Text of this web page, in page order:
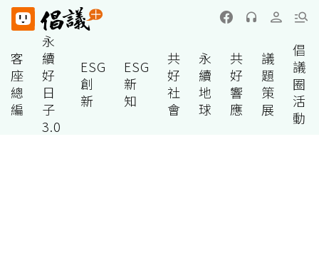
客
座
總
編
永
續
好
日
子
3.0
ESG
創
新
ESG
新
知
共
好
社
會
永
續
地
球
共
好
響
應
議
題
策
展
倡
議
圈
活
動